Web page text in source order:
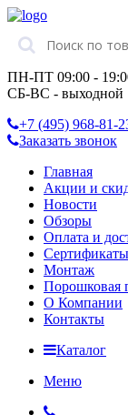
ПН-ПТ 09:00 -
СБ-ВС - выходной
+7 (495) 968-81-
Заказать звонок
Главная
Акции и
Новости
Обзоры
Оплата и
Сертификаты
Монтаж
Порошковая
О Компании
Контакты
Каталог
Меню